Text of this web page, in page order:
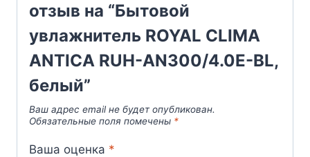
отзыв на “Бытовой
увлажнитель ROYAL CLIMA
ANTICA RUH-AN300/4.0E-BL,
белый”
Ваш адрес email не будет опубликован.
Обязательные поля помечены *
Ваша оценка *